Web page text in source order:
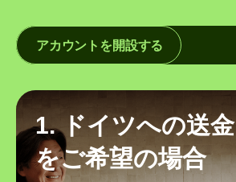
アカウントを開設する
1. ドイツへの送金
をご希望の場合